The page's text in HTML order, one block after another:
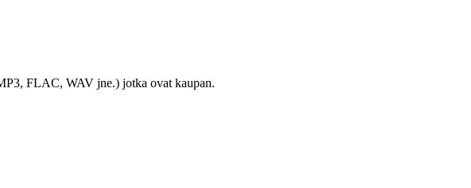
FLAC, WAV jne.) jotka ovat kaupan.